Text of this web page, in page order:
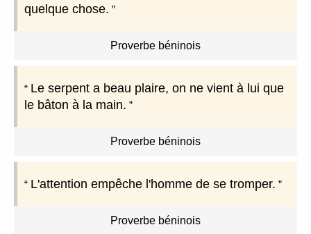
quelque chose.
Proverbe béninois
Le serpent a beau plaire, on ne vient à lui que
le bâton à la main.
Proverbe béninois
L'attention empêche l'homme de se tromper.
Proverbe béninois